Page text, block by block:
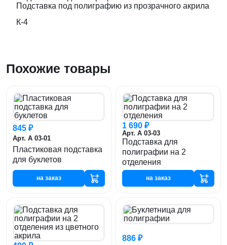
Подставка под полиграфию из прозрачного акрила
К-4
Похожие товары
845 ₽
Арт. А 03-01
Пластиковая подставка
для буклетов
на заказ
1 690 ₽
Арт. А 03-03
Подставка для
полиграфии на 2
отделения
на заказ
886 ₽